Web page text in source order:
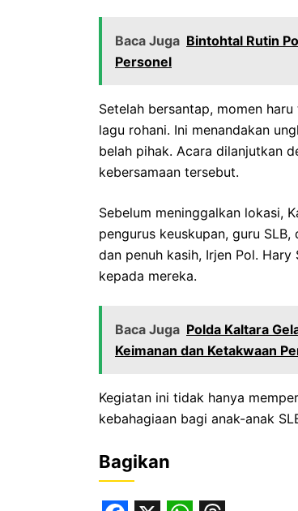
Baca Juga Bintohtal Rutin
Personel
Setelah bersantap, momen
lagu rohani. Ini menandakan
belah pihak. Acara dilanjutkan
kebersamaan tersebut.
Sebelum meninggalkan lokasi,
pengurus keuskupan, guru
dan penuh kasih, Irjen Pol.
kepada mereka.
Baca Juga Polda Kaltara
Keimanan dan Ketakwaan
Kegiatan ini tidak hanya
kebahagiaan bagi anak-anak
Bagikan